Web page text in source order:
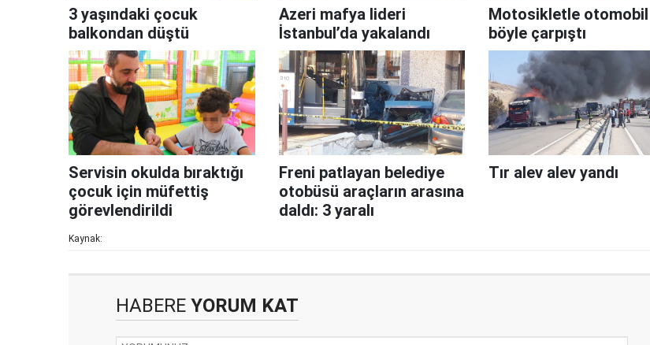
3 yaşındaki çocuk
balkondan düştü
Azeri mafya lideri
İstanbul’da yakalandı
Motosikletle otomobil
böyle çarpıştı
Servisin okulda bıraktığı
çocuk için müfettiş
görevlendirildi
Freni patlayan belediye
otobüsü araçların arasına
daldı: 3 yaralı
Tır alev alev yandı
Kaynak:
HABERE YORUM KAT